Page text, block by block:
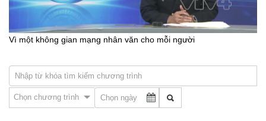
Vì một không gian mạng nhân văn cho mỗi người
Chọn chương trình